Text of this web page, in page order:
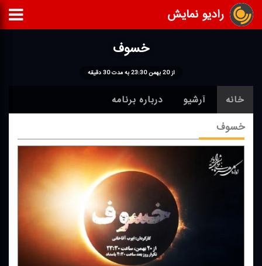
رادیو نمایش
خسوف
از 20 بهمن 23:30 به مدت 30 دقیقه
خانه آرشیو درباره برنامه
خسوف